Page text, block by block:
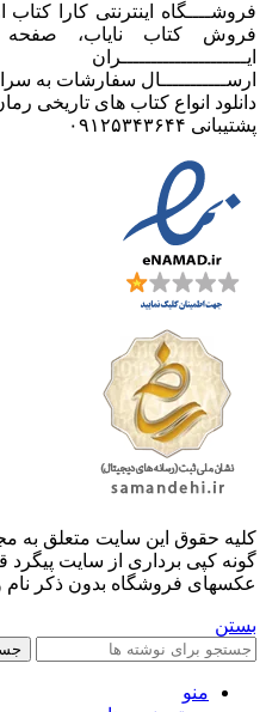
فروشــــگاه اینترنتی کارا
فروش کتاب نایاب،
ایـــــــــــــــــــــران
ارســـــــــــال سفارشات به
دانلود انواع کتاب های تاریخی
پشتیبانی ۰۹۱۲۵۳۴۳۶۴۴
کليه حقوق اين سايت متعلق به
گونه کپی برداری از سایت پیگرد
عکسهای فروشگاه بدون ذکر نام
بستن
منو